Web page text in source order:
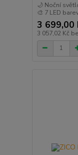
🌙 Noční
🎨 7 LED
3 699,00
3 057,02 Kč